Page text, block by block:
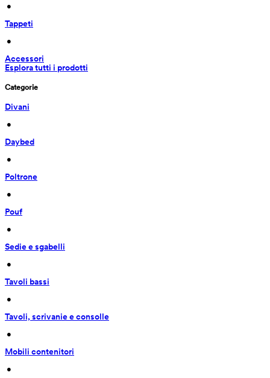
•
Tappeti
•
Accessori
Esplora tutti i prodotti
Categorie
Divani
•
Daybed
•
Poltrone
•
Pouf
•
Sedie e sgabelli
•
Tavoli bassi
•
Tavoli, scrivanie e consolle
•
Mobili contenitori
•